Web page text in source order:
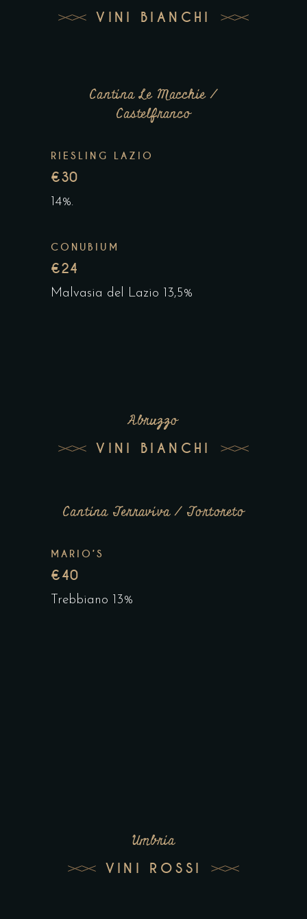
VINI BIANCHI
Cantina Le Macchie /
Castelfranco
RIESLING LAZIO
€30
14%.
CONUBIUM
€24
Malvasia del Lazio 13,5%
Abruzzo
VINI BIANCHI
Cantina Terraviva / Tortoreto
MARIO’S
€40
Trebbiano 13%
Umbria
VINI ROSSI